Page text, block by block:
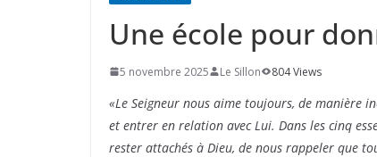
Une école pour
5 novembre 2025 Le Sillon 804 Views
«Le Seigneur nous aime toujours, de manière
et entrer en relation avec Lui. Dans les cinq
rester attachés à Dieu, de nous rappeler que